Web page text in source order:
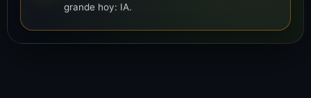
grande hoy: IA.